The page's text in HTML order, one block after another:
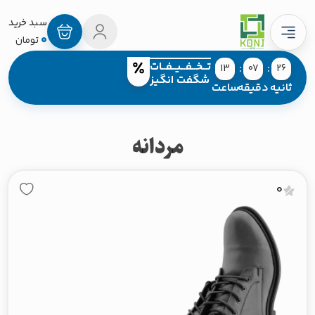
0تومان
13
ساعت
07
دقیقه
25
ثانیه
تــخــفــیــفــات
شگفت انگیز
مردانه
0